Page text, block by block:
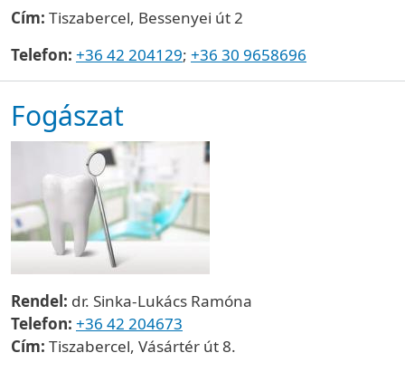
Cím: Tiszabercel, Bessenyei út 2
Telefon: +36 42 204129; +36 30 9658696
Fogászat
Rendel: dr. Sinka-Lukács Ramóna
Telefon: +36 42 204673
Cím: Tiszabercel, Vásártér út 8.